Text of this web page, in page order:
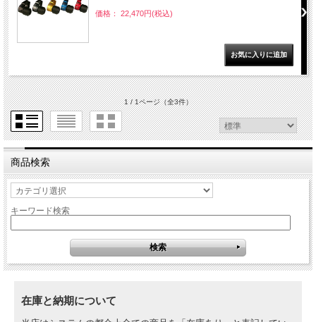
価格： 22,470円(税込)
1 / 1ページ（全3件）
商品検索
キーワード検索
在庫と納期について